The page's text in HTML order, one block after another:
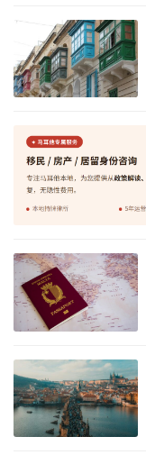
略
生
活
南
马
耳
移
民
留
教
育